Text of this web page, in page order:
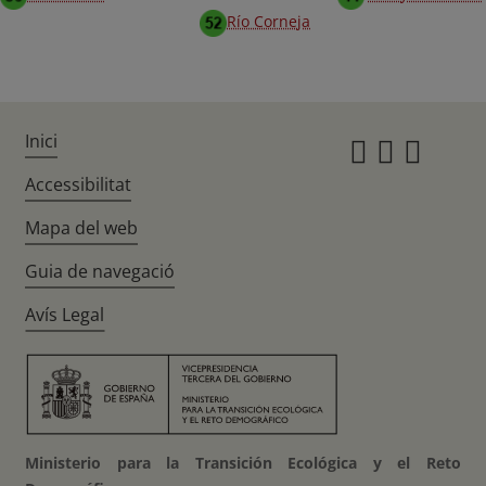
Río Corneja
Inici
Accessibilitat
Mapa del web
Guia de navegació
Avís Legal
Ministerio para la Transición Ecológica y el Reto